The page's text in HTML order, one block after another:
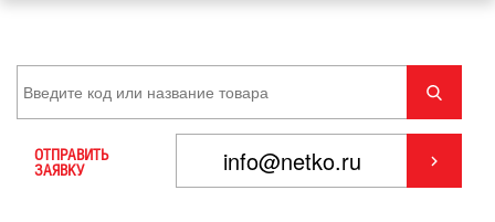
ОТПРАВИТЬ
ЗАЯВКУ